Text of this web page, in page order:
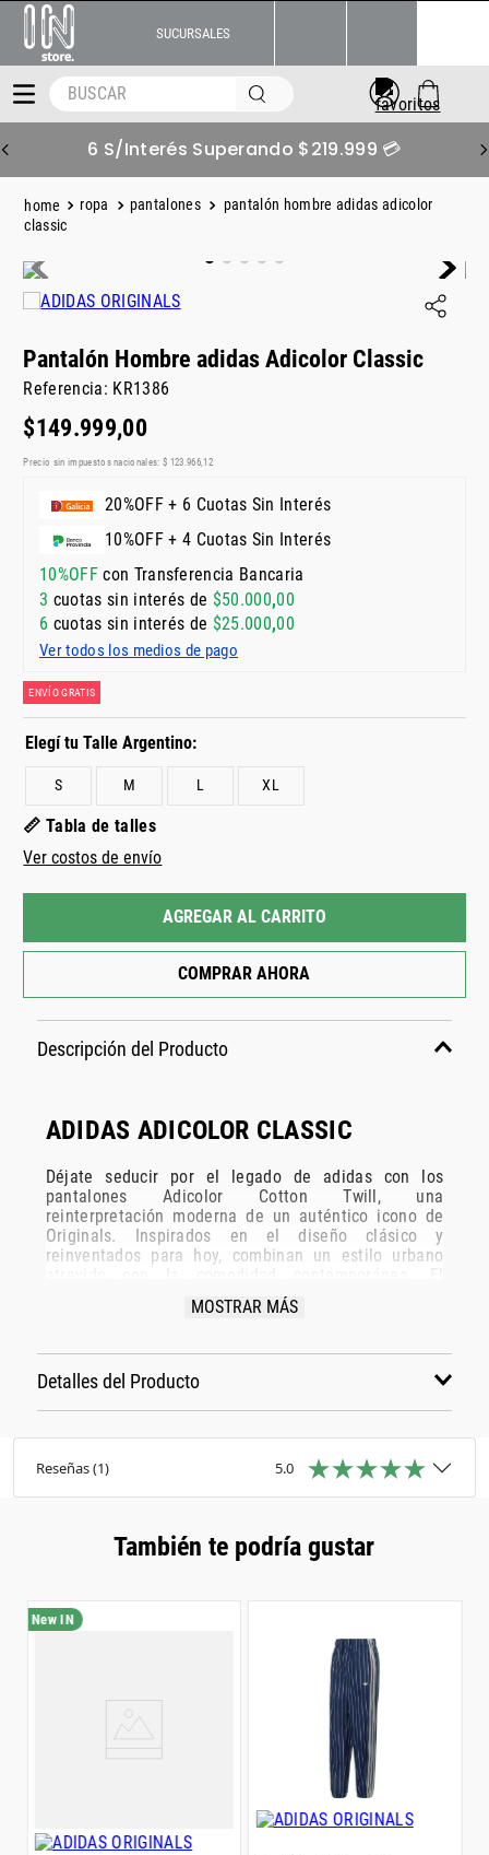
SUCURSALES
BUSCAR
6 S/Interés Superando $219.999 💳
ropa pantalones
pantalón hombre adidas adicolor
classic
Pantalón Hombre adidas Adicolor Classic
Referencia: KR1386
$149.999,00
Precio sin impuestos nacionales: $ 123 966,12
20%OFF + 6 Cuotas Sin Interés
10%OFF + 4 Cuotas Sin Interés
10%OFFcon Transferencia Bancaria
3 cuotas sin interés de $50.000,00
6 cuotas sin interés de $25.000,00
Ver todos los medios de pago
ENVÍO GRATIS
S M L XL
📏 Tabla de talles
Ver costos de envío
AGREGAR AL CARRITO
COMPRAR AHORA
Descripción del Producto
ADIDAS ADICOLOR CLASSIC
Déjate seducir por el legado de adidas con los
pantalones Adicolor Cotton Twill, una
reinterpretación moderna de un auténtico icono de
Originals. Inspirados en el diseño clásico y
reinventados para hoy, combinan un estilo urbano
resistente tejido de sarga ofrece una sensación
suave y refinada, mientras que el corte holgado
libertad de movimiento. Dos bolsillos laterales
ofrecen un práctico espacio para guardar tus objetos
esenciales, manteniéndolos siempre a mano. El
logotipo del trébol bordado en el muslo izquierdo y
las icónicas 3 rayas que recorren el lateral de cada
destacada para el día a día. Tanto si te reúnes con
amigos como si das un paseo, disfruta de la
elegantes pantalones de adidas.
MOSTRAR MÁS
Detalles del Producto
Reseñas(1) 5.0
También te podría gustar